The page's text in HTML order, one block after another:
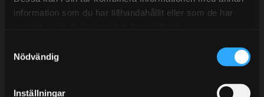
information som du har tillhandahållit eller som de har
Nödvändig
Inställningar
Tel:031- 51 66 60